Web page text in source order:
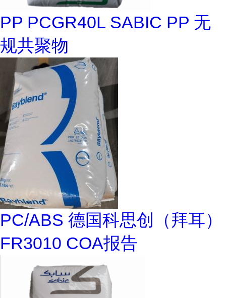
PP PCGR40L SABIC PP 无
规共聚物
PC/ABS 德国科思创（拜耳）
FR3010 COA报告